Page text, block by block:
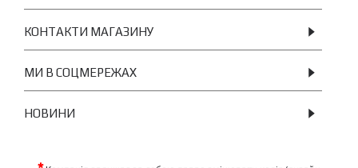
КОНТАКТИ МАГАЗИНУ
МИ В СОЦМЕРЕЖАХ
НОВИНИ